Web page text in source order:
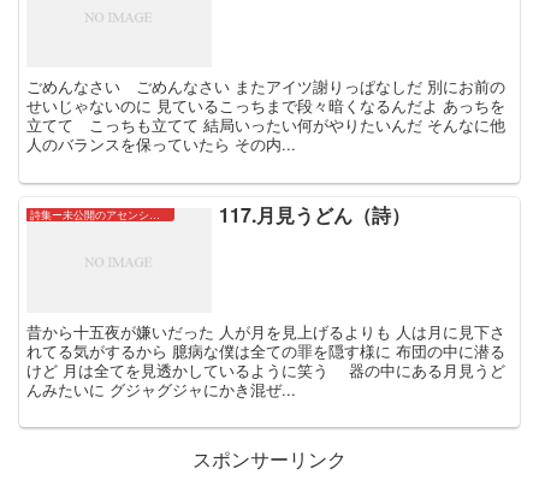
ごめんなさい ごめんなさい またアイツ謝りっぱなしだ 別にお前の
せいじゃないのに 見ているこっちまで段々暗くなるんだよ あっちを
立てて こっちも立てて 結局いったい何がやりたいんだ そんなに他
人のバランスを保っていたら その内...
詩集ー未公開のアセンションたちー 117.月見うどん（詩）
昔から十五夜が嫌いだった 人が月を見上げるよりも 人は月に見下さ
れてる気がするから 臆病な僕は全ての罪を隠す様に 布団の中に潜る
けど 月は全てを見透かしているように笑う 器の中にある月見うど
んみたいに グジャグジャにかき混ぜ...
スポンサーリンク